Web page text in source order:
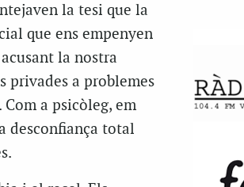
la tesi que la
que ens empenyen
la nostra
a problemes
a psicòleg, em
desconfiança total